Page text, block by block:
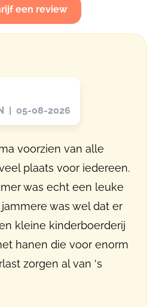
een review
| 05-08-2026
voorzien van alle
plaats voor iedereen.
was echt een leuke
was wel dat er
kleine kinderboerderij
hanen die voor enorm
zorgen al van 's